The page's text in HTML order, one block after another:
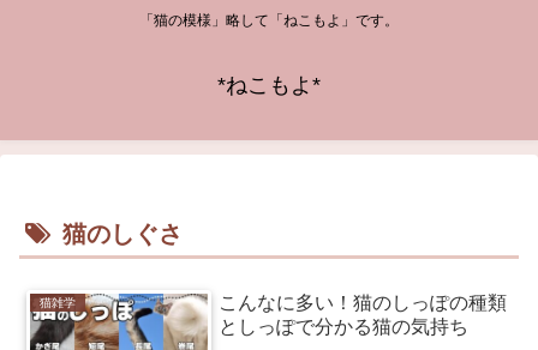
「猫の模様」略して「ねこもよ」です。
*ねこもよ*
猫のしぐさ
猫雑学
こんなに多い！猫のしっぽの種類
としっぽで分かる猫の気持ち